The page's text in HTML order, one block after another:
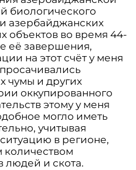
биологического
азербайджанских
объектов во время 44-
её завершения,
на этот счёт у меня
чумы и других
оккупированного
этому у меня
могло иметь
учитывая
в регионе,
количеством
людей и скота.